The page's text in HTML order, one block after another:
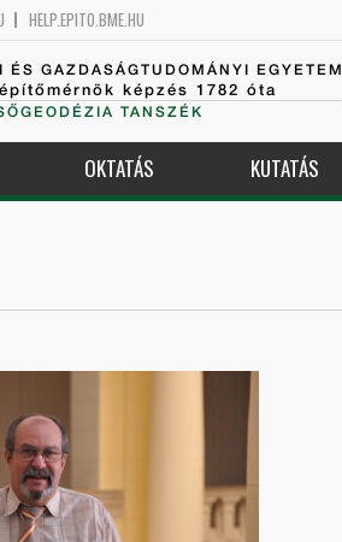
HELP.EPITO.BME.HU
ÉS GAZDASÁGTUDOMÁNYI EGYETEM
képzés 1782 óta
TANSZÉK
OKTATÁS KUTATÁS